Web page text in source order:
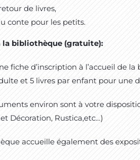
de livres,
conte pour les petits.
bibliothèque (gratuite):
fiche d’inscription à l’accueil de
et 5 livres par enfant pour une
environ sont à votre
et Décoration, Rustica,etc…)
accueille également des